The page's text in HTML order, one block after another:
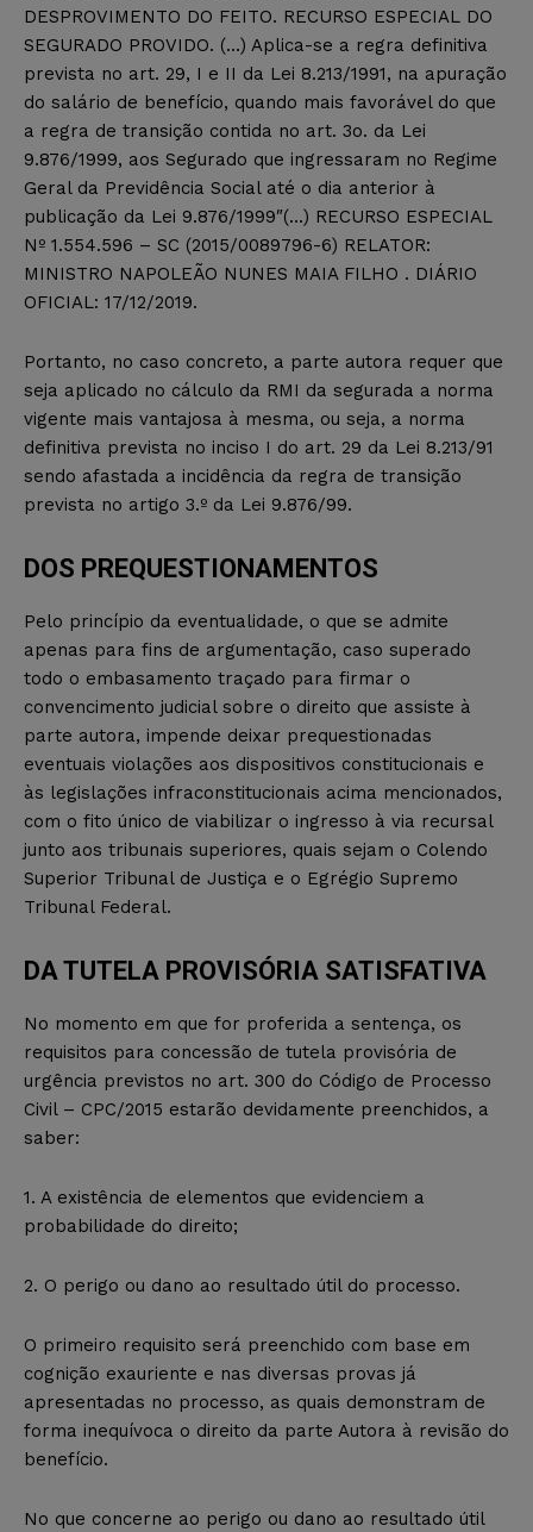
DESPROVIMENTO DO FEITO. RECURSO ESPECIAL DO
SEGURADO PROVIDO. (…) Aplica-se a regra definitiva
prevista no art. 29, I e II da Lei 8.213/1991, na apuração
do salário de benefício, quando mais favorável do que
a regra de transição contida no art. 3o. da Lei
9.876/1999, aos Segurado que ingressaram no Regime
Geral da Previdência Social até o dia anterior à
publicação da Lei 9.876/1999″(…) RECURSO ESPECIAL
Nº 1.554.596 – SC (2015/0089796-6) RELATOR:
MINISTRO NAPOLEÃO NUNES MAIA FILHO . DIÁRIO
OFICIAL: 17/12/2019.
Portanto, no caso concreto, a parte autora requer que
seja aplicado no cálculo da RMI da segurada a norma
vigente mais vantajosa à mesma, ou seja, a norma
definitiva prevista no inciso I do art. 29 da Lei 8.213/91
sendo afastada a incidência da regra de transição
prevista no artigo 3.º da Lei 9.876/99.
DOS PREQUESTIONAMENTOS
Pelo princípio da eventualidade, o que se admite
apenas para fins de argumentação, caso superado
todo o embasamento traçado para firmar o
convencimento judicial sobre o direito que assiste à
parte autora, impende deixar prequestionadas
eventuais violações aos dispositivos constitucionais e
às legislações infraconstitucionais acima mencionados,
com o fito único de viabilizar o ingresso à via recursal
junto aos tribunais superiores, quais sejam o Colendo
Superior Tribunal de Justiça e o Egrégio Supremo
Tribunal Federal.
DA TUTELA PROVISÓRIA SATISFATIVA
No momento em que for proferida a sentença, os
requisitos para concessão de tutela provisória de
urgência previstos no art. 300 do Código de Processo
Civil – CPC/2015 estarão devidamente preenchidos, a
saber:
1. A existência de elementos que evidenciem a
probabilidade do direito;
2. O perigo ou dano ao resultado útil do processo.
O primeiro requisito será preenchido com base em
cognição exauriente e nas diversas provas já
apresentadas no processo, as quais demonstram de
forma inequívoca o direito da parte Autora à revisão do
benefício.
No que concerne ao perigo ou dano ao resultado útil